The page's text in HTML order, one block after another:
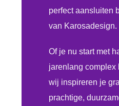
perfect aansluiten
van Karosadesign.
Of je nu start met
jarenlang complex
wij inspireren je
prachtige,